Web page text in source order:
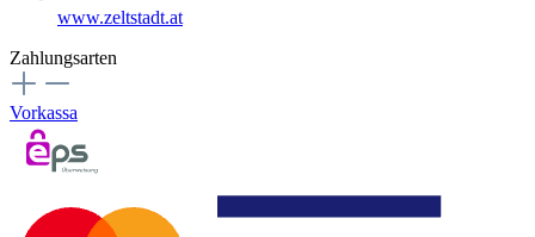
www.zeltstadt.at
Zahlungsarten
Vorkassa